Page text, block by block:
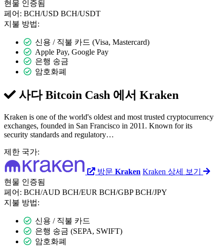
현물 인증됨
페어: BCH/USD BCH/USDT
지불 방법:
신용 / 직불 카드 (Visa, Mastercard)
Apple Pay, Google Pay
은행 송금
암호화폐
사다 Bitcoin Cash 에서 Kraken
Kraken is one of the world's oldest and most trusted cryptocurrency
exchanges, founded in San Francisco in 2011. Known for its
security standards and regulatory…
제한 국가:
방문 Kraken Kraken 상세 보기
현물 인증됨
페어: BCH/AUD BCH/EUR BCH/GBP BCH/JPY
지불 방법:
신용 / 직불 카드
은행 송금 (SEPA, SWIFT)
암호화폐